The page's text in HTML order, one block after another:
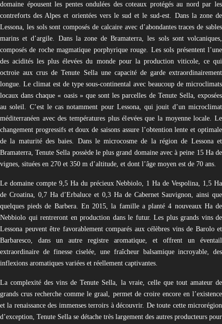
domaine épousent les pentes ondulées des coteaux protégés au nord par les
contreforts des Alpes et orientées vers le sud et le sud-est. Dans la zone de
Lessona, les sols sont composés de calcaire avec d’abondantes traces de sables
marins et d’argile. Dans la zone de Bramaterra, les sols sont volcaniques,
composés de roche magmatique porphyrique rouge. Les sols présentent l’une
des acidités les plus élevées du monde pour la production viticole, ce qui
octroie aux crus de Tenute Sella une capacité de garde extraordinairement
longue. Le climat est de type sous-continental avec beaucoup de microclimats
locaux dans chaque « oasis » que sont les parcelles de Tenute Sella, exposées
au soleil. C’est le cas notamment pour Lessona, qui jouit d’un microclimat
méditerranéen avec des températures plus élevées que la moyenne locale. Le
changement progressifs et doux de saisons assure l’obtention lente et optimale
de la maturité des baies. Dans le microcosme de la région de Lessona et
Bramaterra, Tenute Sella possède le plus grand domaine avec à peine 15 Ha de
vignes, situées en 270 et 350 m d’altitude, et dont l’âge moyen est de 70 ans.
Le domaine compte 9,5 Ha du précieux Nebbiolo, 1 Ha de Vespolina, 1,5 Ha
de Croatina, 0,7 Ha d’Erbaluce et 0,3 Ha de Cabernet Sauvignon, ainsi que
quelques pieds de Barbera. En 2015, la famille a planté 4 nouveaux Ha de
Nebbiolo qui rentreront en production dans le futur. Les plus grands vins de
Lessona peuvent être favorablement comparés aux célèbres vins de Barolo et
Barbaresco, dans un autre registre aromatique, et offrent un éventail
extraordinaire de finesse ciselée, une fraîcheur balsamique incroyable, des
inflexions aromatiques variées et réellement captivantes.
La complexité des vins de Tenute Sella, la vraie, celle que tout amateur de
grands crus recherche comme le graal, permet de croire encore en l’existence
et la renaissance des immenses terroirs à découvrir. De toute cette microrégion
d’exception, Tenute Sella se détache très largement des autres producteurs pour